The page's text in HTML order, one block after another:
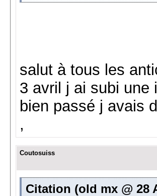
salut à tous les
3 avril j ai subi une
bien passé j avais
,
Coutosuiss
Citation (old mx @ 28